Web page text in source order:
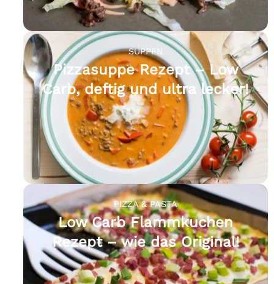
SUPPEN
Pizzasuppe Rezept – Low
Carb, deftig und ultra lecker!
PIZZA & PASTA
Low Carb Flammkuchen
Rezept – wie das Original!